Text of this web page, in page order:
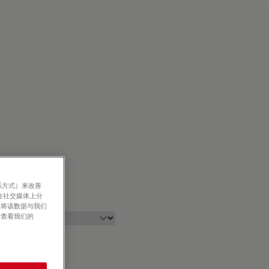
式）来改善
社交媒体上分
该数据与我们
看我们的